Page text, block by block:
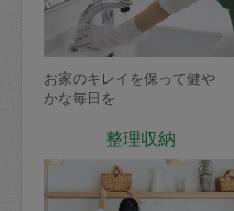
お家のキレイを保って健や
かな毎日を
整理収納